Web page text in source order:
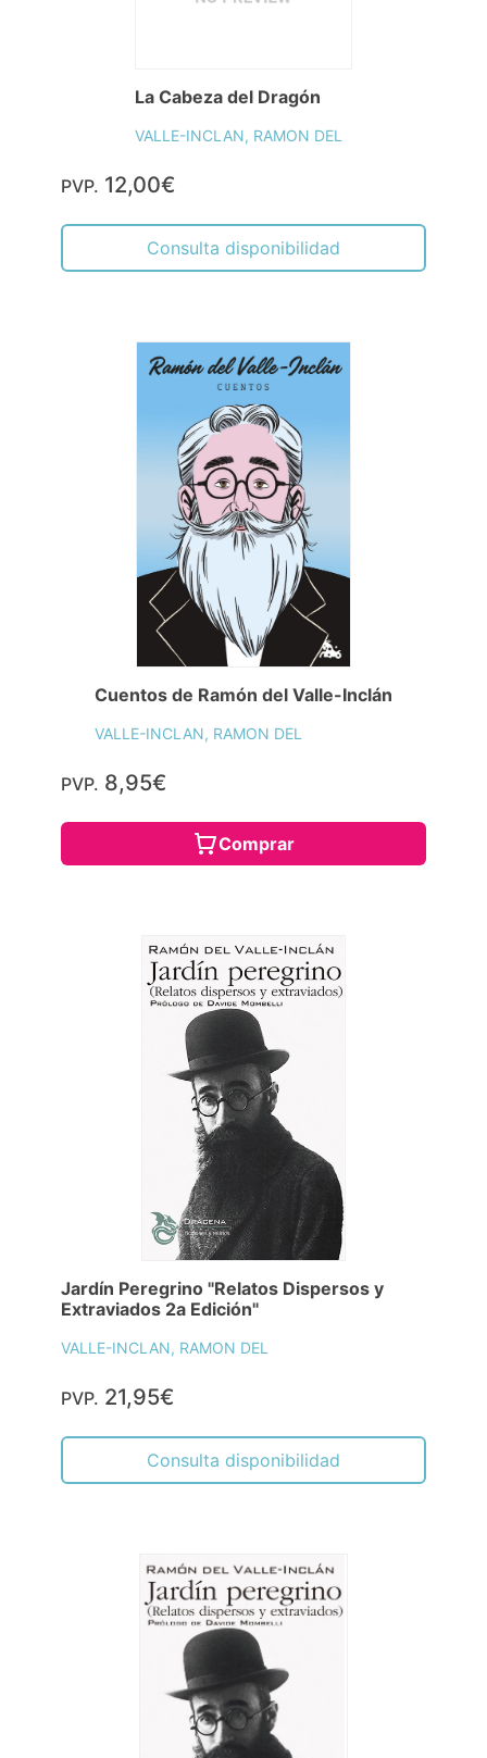
La Cabeza del Dragón
VALLE-INCLAN, RAMON DEL
PVP. 12,00€
Consulta disponibilidad
Cuentos de Ramón del Valle-Inclán
VALLE-INCLAN, RAMON DEL
PVP. 8,95€
Comprar
Jardín Peregrino "Relatos Dispersos y
Extraviados 2a Edición"
VALLE-INCLAN, RAMON DEL
PVP. 21,95€
Consulta disponibilidad